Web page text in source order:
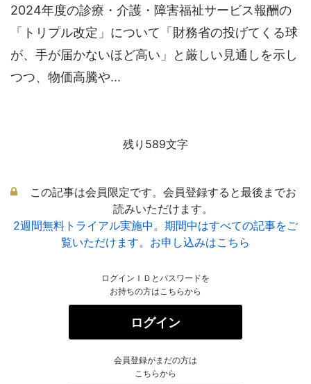
2024年度の診療・介護・障害福祉サービス報酬の
「トリプル改定」について「財務省の投げてくる球
が、手が届かないほど高い」と厳しい見通しを示し
つつ、物価高騰や...
残り589文字
この記事は会員限定です。会員登録すると最後までお
読みいただけます。
2週間無料トライアル実施中。期間中はすべての記事をご
覧いただけます。お申し込みはこちら
ログインＩＤとパスワードを
お持ちの方はこちらから
ログイン
会員登録がまだの方は
こちらから